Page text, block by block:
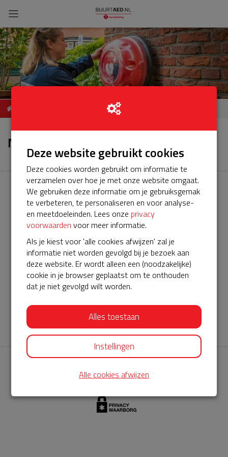
Nieuws
AED360-ProCardio
ServiceBuurtAED wordt aangeboden door de Hartstichting en
AED360-ProCardio. Net als bij BuurtAED is AED360-ProCardio
de leverancier van het servicepakket en ontzorgen zij jou de
komende jaren. AED360-ProCardio is gespecialiseerd in de
levering en het onderhoud van Philips AED’s.
Deze website gebruikt cookies
Deze cookies worden gebruikt om informatie te
verzamelen over hoe je met onze website omgaat.
We gebruiken deze informatie om je gebruiksgemak
te verbeteren, te personaliseren en voor analyse-
en meetdoeleinden. Lees onze privacy
voorwaarden voor meer informatie.
Als je kiest voor 'alle cookies afwijzen' zal je
informatie niet worden gevolgd bij je bezoek aan
deze website. Er wordt alleen een (noodzakelijke)
cookie in je browser geplaatst om te onthouden
dat je niet gevolgd wilt worden.
Alles toestaan
Instellingen
Alle cookies afwijzen